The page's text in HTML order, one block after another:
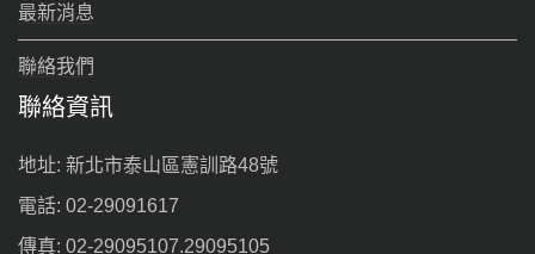
最新消息
聯絡我們
聯絡資訊
地址: 新北市泰山區憲訓路48號
電話: 02-29091617
傳真: 02-29095107.29095105